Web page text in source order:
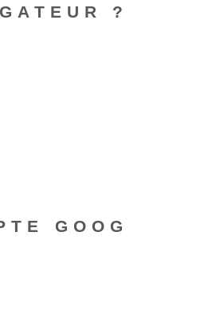
?
GOOG